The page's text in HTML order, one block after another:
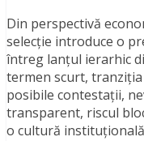
Din perspectivă
selecție introduce o
întreg lanțul ierarhic
termen scurt,
posibile contestații,
transparent, riscul
o cultură